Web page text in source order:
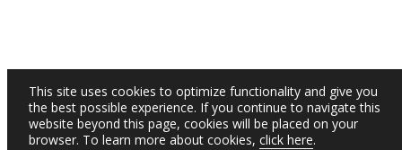
This site uses cookies to optimize functionality and give you
the best possible experience. If you continue to navigate this
website beyond this page, cookies will be placed on your
browser. To learn more about cookies, click here.